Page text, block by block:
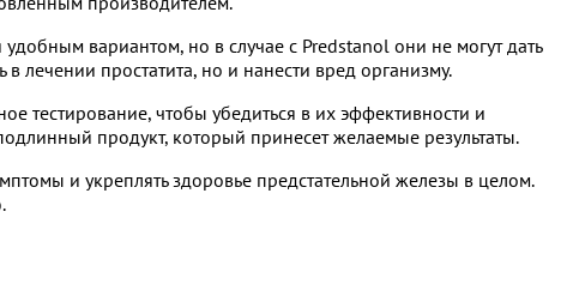
вариантом, но в случае с Predstanol они не могут дать
лечении простатита, но и нанести вред организму.
тестирование, чтобы убедиться в их эффективности и
продукт, который принесет желаемые результаты.
и укреплять здоровье предстательной железы в целом.